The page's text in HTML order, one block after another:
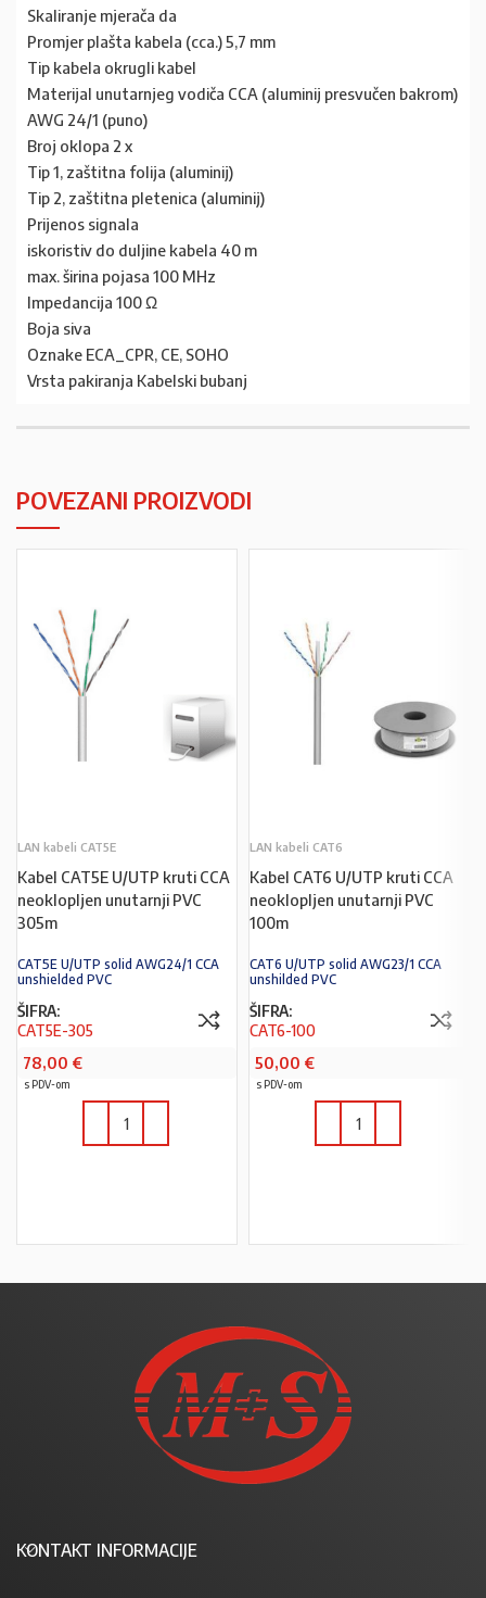
Skaliranje mjerača da
Promjer plašta kabela (cca.) 5,7 mm
Tip kabela okrugli kabel
Materijal unutarnjeg vodiča CCA (aluminij presvučen bakrom)
AWG 24/1 (puno)
Broj oklopa 2 x
Tip 1, zaštitna folija (aluminij)
Tip 2, zaštitna pletenica (aluminij)
Prijenos signala
iskoristiv do duljine kabela 40 m
max. širina pojasa 100 MHz
Impedancija 100 Ω
Boja siva
Oznake ECA_CPR, CE, SOHO
Vrsta pakiranja Kabelski bubanj
POVEZANI PROIZVODI
LAN kabeli CAT5E
Kabel CAT5E U/UTP kruti CCA
neoklopljen unutarnji PVC
305m
CAT5E U/UTP solid AWG24/1 CCA
unshielded PVC
ŠIFRA:
CAT5E-305
78,00 €
s PDV-om
LAN kabeli CAT6
Kabel CAT6 U/UTP kruti CCA
neoklopljen unutarnji PVC
100m
CAT6 U/UTP solid AWG23/1 CCA
unshilded PVC
ŠIFRA:
CAT6-100
50,00 €
s PDV-om
KONTAKT INFORMACIJE